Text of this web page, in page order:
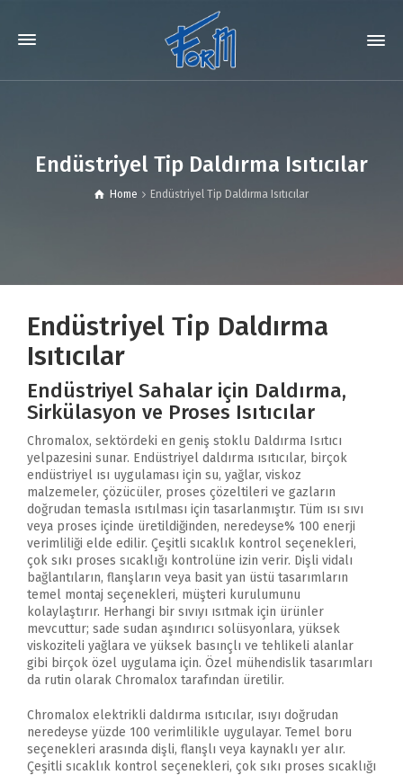
Endüstriyel Tip Daldırma Isıtıcılar
Home Endüstriyel Tip Daldırma Isıtıcılar
Endüstriyel Tip Daldırma
Isıtıcılar
Endüstriyel Sahalar için Daldırma,
Sirkülasyon ve Proses Isıtıcılar
Chromalox, sektördeki en geniş stoklu Daldırma Isıtıcı
yelpazesini sunar. Endüstriyel daldırma ısıtıcılar, birçok
endüstriyel ısı uygulaması için su, yağlar, viskoz
malzemeler, çözücüler, proses çözeltileri ve gazların
doğrudan temasla ısıtılması için tasarlanmıştır. Tüm ısı sıvı
veya proses içinde üretildiğinden, neredeyse% 100 enerji
verimliliği elde edilir. Çeşitli sıcaklık kontrol seçenekleri,
çok sıkı proses sıcaklığı kontrolüne izin verir. Dişli vidalı
bağlantıların, flanşların veya basit yan üstü tasarımların
temel montaj seçenekleri, müşteri kurulumunu
kolaylaştırır. Herhangi bir sıvıyı ısıtmak için ürünler
mevcuttur; sade sudan aşındırıcı solüsyonlara, yüksek
viskoziteli yağlara ve yüksek basınçlı ve tehlikeli alanlar
gibi birçok özel uygulama için. Özel mühendislik tasarımları
da rutin olarak Chromalox tarafından üretilir.
Chromalox elektrikli daldırma ısıtıcılar, ısıyı doğrudan
neredeyse yüzde 100 verimlilikle uygulayar. Temel boru
seçenekleri arasında dişli, flanşlı veya kaynaklı yer alır.
Çeşitli sıcaklık kontrol seçenekleri, çok sıkı proses sıcaklığı